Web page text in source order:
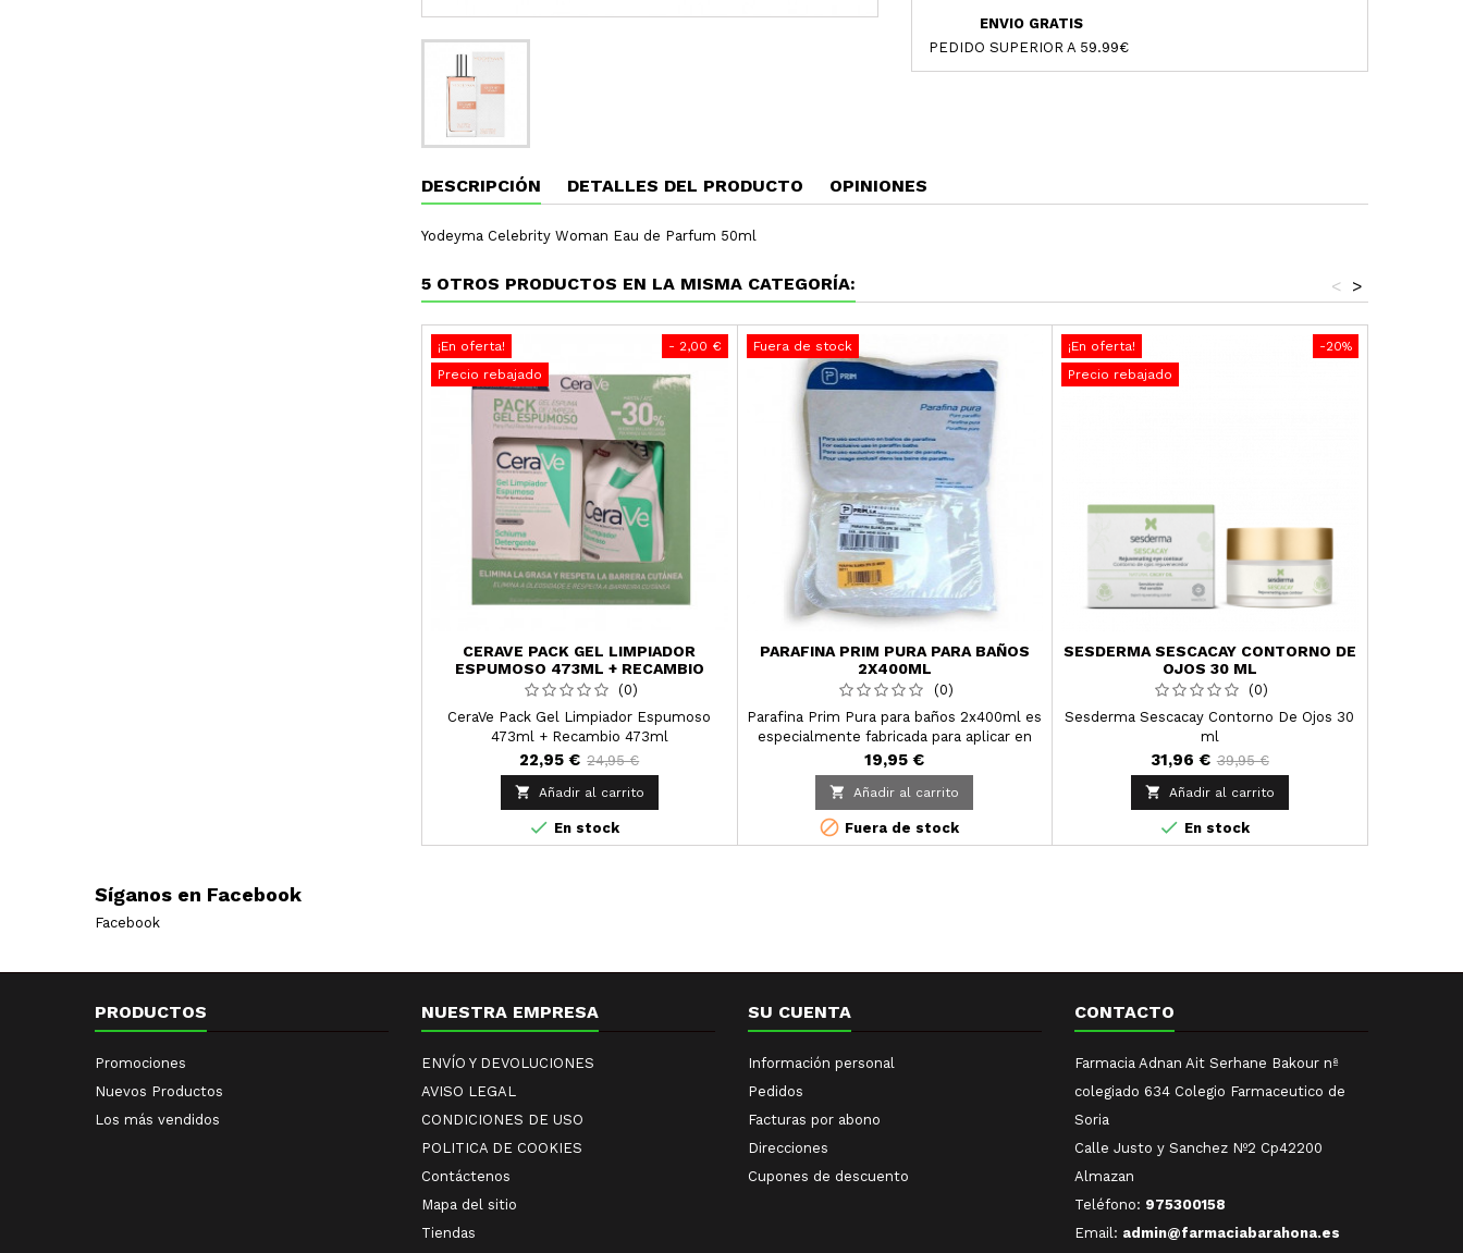
ENVIO GRATIS
PEDIDO SUPERIOR A 59.99€
DESCRIPCIÓN DETALLES DEL PRODUCTO OPINIONES
Yodeyma Celebrity Woman Eau de Parfum 50ml
5 OTROS PRODUCTOS EN LA MISMA CATEGORÍA: >
<
- 2,00 €
¡En oferta!
Precio rebajado
CERAVE PACK GEL LIMPIADOR
ESPUMOSO 473ML + RECAMBIO
473ML
(0)
CeraVe Pack Gel Limpiador Espumoso
473ml + Recambio 473ml
22,95 € 24,95 €

Añadir al carrito
 En stock
Fuera de stock
PARAFINA PRIM PURA PARA BAÑOS
2X400ML
(0)
Parafina Prim Pura para baños 2x400ml es
especialmente fabricada para aplicar en
fisioterapia gracias a sus características
como su punto bajo de fusión y su
desodorizada.
19,95 €
 Añadir al carrito
 Fuera de stock
-20%
¡En oferta!
Precio rebajado
SESDERMA SESCACAY CONTORNO DE
OJOS 30 ML
(0)
Sesderma Sescacay Contorno De Ojos 30
ml
31,96 € 39,95 €

Añadir al carrito
 En stock
Síganos en Facebook
Facebook
PRODUCTOS
Promociones
Nuevos Productos
Los más vendidos
NUESTRA EMPRESA
ENVÍO Y DEVOLUCIONES
AVISO LEGAL
CONDICIONES DE USO
POLITICA DE COOKIES
Contáctenos
Mapa del sitio
Tiendas
SU CUENTA
Información personal
Pedidos
Facturas por abono
Direcciones
Cupones de descuento
CONTACTO
Farmacia Adnan Ait Serhane Bakour nª
colegiado 634 Colegio Farmaceutico de
Soria
Calle Justo y Sanchez Nº2 Cp42200
Almazan
Teléfono: 975300158
Email: admin@farmaciabarahona.es